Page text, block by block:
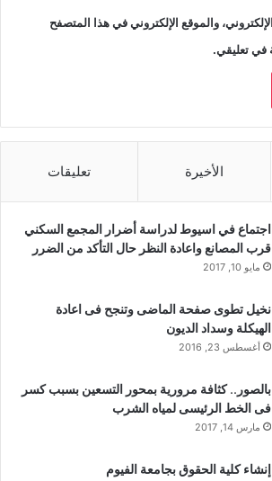
والموقع الإلكتروني في هذا المتصفح
في تعليقي.
الأخيرة تعليقات
اجتماع في اسيوط لدراسة أضرار المجمع السكني
قرب المصانع واعادة النظر حال التأكد من الضرر
مايو 10, 2017
نخيل تطوى صفحة الماضى وتنجح فى اعادة
الهيكلة وسداد الديون
أغسطس 23, 2016
بالصور.. كثافة مرورية بمحور التسعين بسبب كسر
فى الخط الرئيسى لمياه الشرب
مارس 14, 2017
إنشاء كلية الحقوق بجامعة الفيوم